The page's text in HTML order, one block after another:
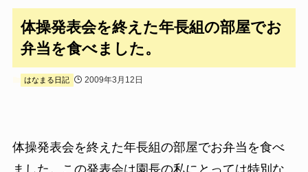
体操発表会を終えた年長組の部屋でお
弁当を食べました。
はなまる日記 2009年3月12日
体操発表会を終えた年長組の部屋でお弁当を食べ